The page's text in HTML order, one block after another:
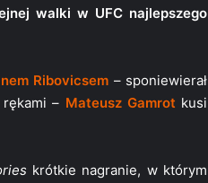
walki w UFC najlepszego
Ribovicsem – sponiewierał
– Mateusz Gamrot kusi
krótkie nagranie, w którym